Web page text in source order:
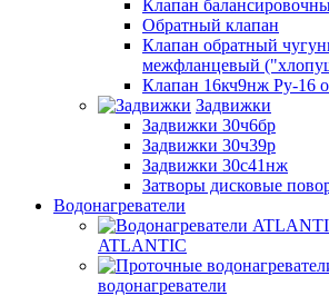
Клапан
Обратный клапан
Клапан обратный
межфланцевый
Клапан 16кч9нж Ру-16
Задвижки
Задвижки 30ч6бр
Задвижки 30ч39р
Задвижки 30с41нж
Затворы дисковые
Водонагреватели
ATLANTIC
водонагреватели